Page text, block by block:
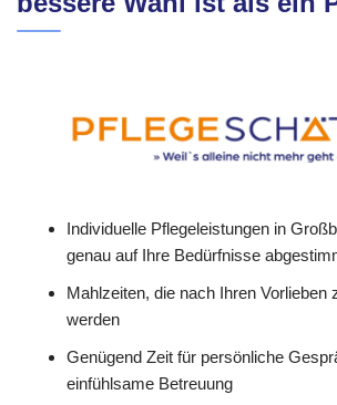
Individuelle Pflegeleistungen in
genau auf Ihre Bedürfnisse
Mahlzeiten, die nach Ihren Vorlieben
werden
Genügend Zeit für persönliche
einfühlsame Betreuung